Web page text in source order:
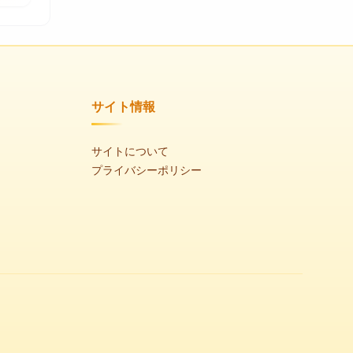
サイト情報
サイトについて
プライバシーポリシー